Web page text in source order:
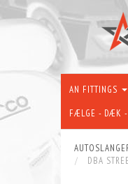
AN FITTINGS
FÆLGE - DÆK
DBA